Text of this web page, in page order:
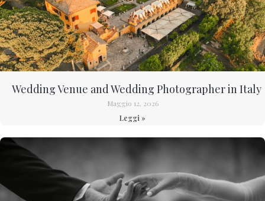
Wedding Venue and Wedding Photographer in Italy
Maggio 12, 2026
Leggi »